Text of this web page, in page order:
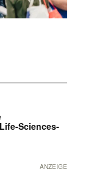
Sciences-
ANZEIGE